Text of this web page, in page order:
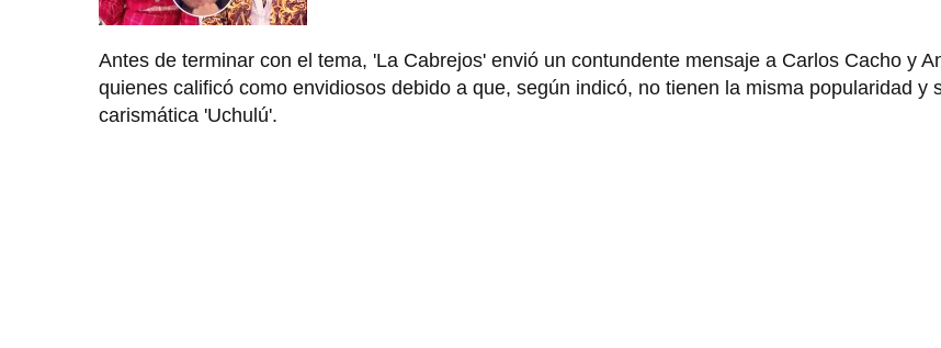
Antes de terminar con el tema, 'La Cabrejos' envió un contundente mensaje a Carlos Cacho y
quienes calificó como envidiosos debido a que, según indicó, no tienen la misma popularidad y
carismática 'Uchulú'.